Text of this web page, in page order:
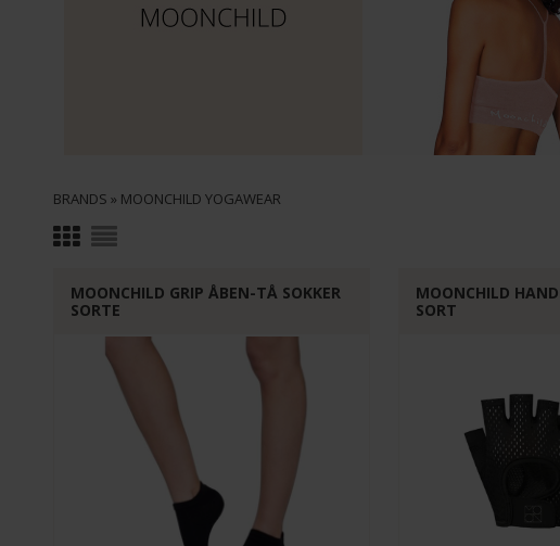
BRANDS » MOONCHILD YOGAWEAR
MOONCHILD GRIP ÅBEN-TÅ SOKKER
SORTE
MOONCHILD
SORT